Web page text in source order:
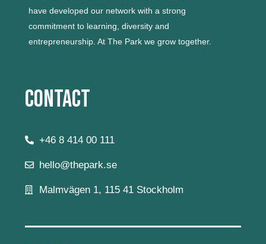
have developed our network with a strong
commitment to learning, diversity and
entrepreneurship. At The Park we grow together.
Contact
+46 8 414 00 111
hello@thepark.se
Malmvägen 1, 115 41 Stockholm